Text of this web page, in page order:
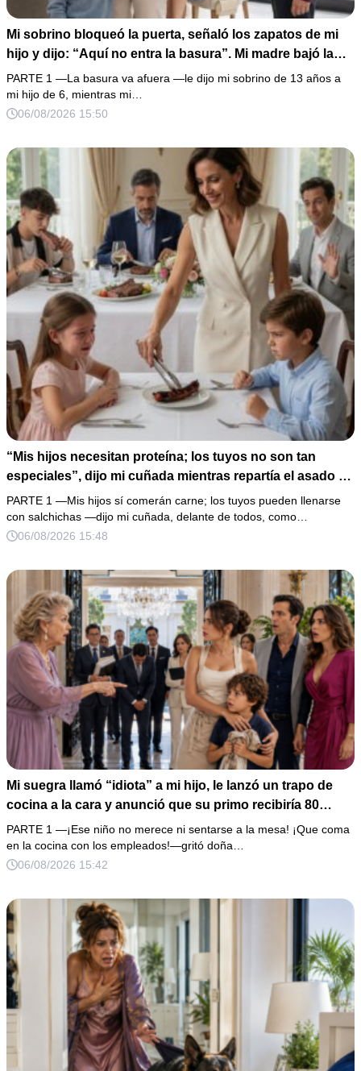
Mi sobrino bloqueó la puerta, señaló los zapatos de mi
hijo y dijo: “Aquí no entra la basura”. Mi madre bajó la
mirada y mi hermana siguió tomando café como si nada.
Yo asentí, abracé a mi niño y me fui sin reclamar. Pero al
cancelar el depósito mensual descubrí que llevaba años
de humillarlo.
PARTE 1 —La basura va afuera —le dijo mi sobrino de 13 años a
mi hijo de 6, mientras mi…
06/08/2026 15:50
“Mis hijos necesitan proteína; los tuyos no son tan
especiales”, dijo mi cuñada mientras repartía el asado y
hacía llorar a mi hija. Mi esposo me pidió que no armara
un escándalo, así que guardé silencio, terminé un pastel
de boda de 8,000 pesos y coloqué sobre la mesa un
PARTE 1 —Mis hijos sí comerán carne; los tuyos pueden llenarse
con salchichas —dijo mi cuñada, delante de todos, como…
06/08/2026 15:48
Mi suegra llamó “idiota” a mi hijo, le lanzó un trapo de
cocina a la cara y anunció que su primo recibiría 80
millones y el 50% de las acciones: “Aprende cuál es tu
lugar”. Permanecí en silencio hasta que terminaron de
firmar; entonces mostré una grabación y alguien llamó a
PARTE 1 —¡Ese niño no merece ni sentarse a la mesa! ¡Que coma
en la cocina con los empleados!—gritó doña…
06/08/2026 15:42